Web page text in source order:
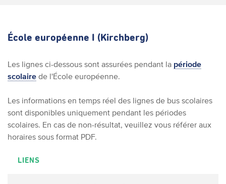
École européenne I (Kirchberg)
Les lignes ci-dessous sont assurées pendant la période
scolaire de l'École européenne.
Les informations en temps réel des lignes de bus scolaires
sont disponibles uniquement pendant les périodes
scolaires. En cas de non-résultat, veuillez vous référer aux
horaires sous format PDF.
LIENS